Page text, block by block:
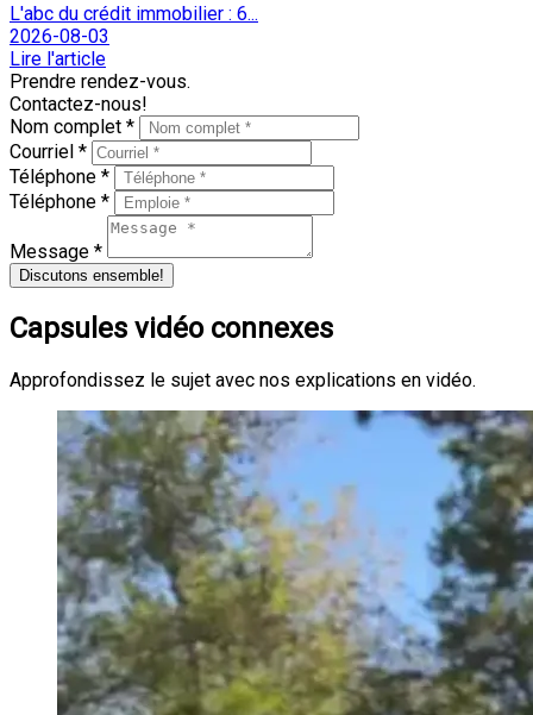
L'abc du crédit immobilier : 6...
2026-08-03
Lire l'article
Prendre rendez-vous.
Contactez-nous!
Nom complet *
Courriel *
Téléphone *
Téléphone *
Message *
Discutons ensemble!
Capsules vidéo connexes
Approfondissez le sujet avec nos explications en vidéo.